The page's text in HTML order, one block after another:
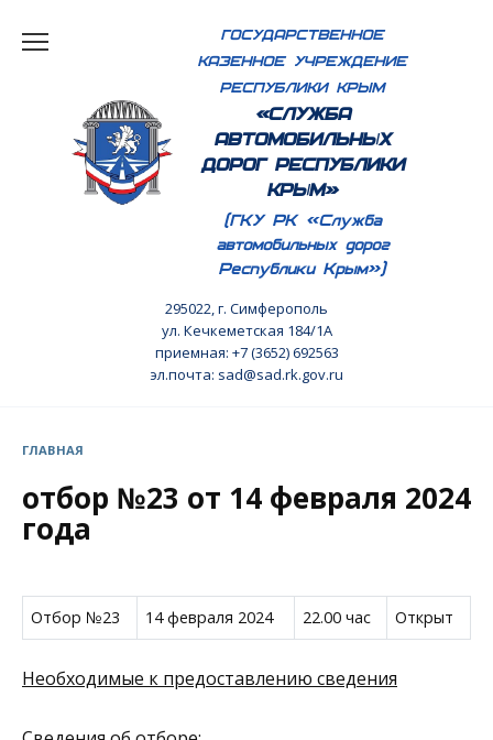
ГОСУДАРСТВЕННОЕ
КАЗЕННОЕ УЧРЕЖДЕНИЕ
РЕСПУБЛИКИ КРЫМ
«СЛУЖБА
АВТОМОБИЛЬНЫХ
ДОРОГ РЕСПУБЛИКИ
КРЫМ»
(ГКУ РК «Служба
автомобильных дорог
Республики Крым»)
295022, г. Симферополь
ул. Кечкеметская 184/1А
приемная: +7 (3652) 692563
эл.почта: sad@sad.rk.gov.ru
ГЛАВНАЯ
отбор №23 от 14 февраля 2024
года
Отбор №23 14 февраля 2024 22.00 час Открыт
Необходимые к предоставлению сведения